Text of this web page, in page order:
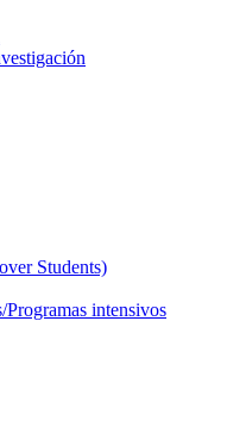
Students)
intensivos